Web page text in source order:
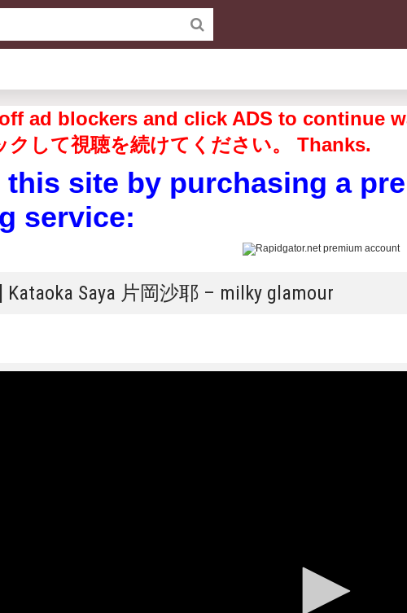
ad blockers and click ADS to continue
クして視聴を続けてください。 Thanks.
site by purchasing a
service:
Kataoka Saya 片岡沙耶 – milky glamour